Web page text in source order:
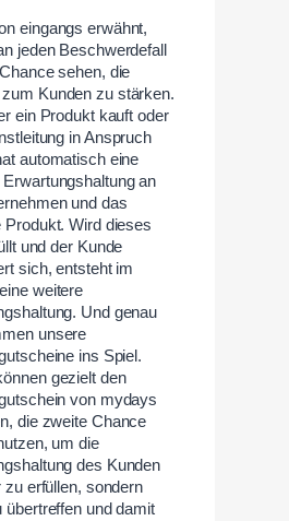
eingangs erwähnt,
jeden Beschwerdefall
sehen, die
zum Kunden zu stärken.
ein Produkt kauft oder
in Anspruch
automatisch eine
an
und das
Produkt. Wird dieses
und der Kunde
sich, entsteht im
weitere
Und genau
unsere
ins Spiel.
gezielt den
von mydays
die zweite Chance
um die
des Kunden
zu erfüllen, sondern
übertreffen und damit